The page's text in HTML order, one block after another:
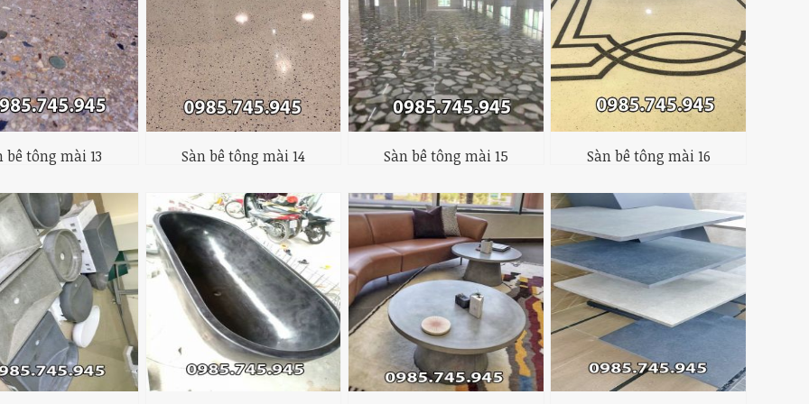
bê tông mài 13 Sàn bê tông mài 14 Sàn bê tông mài 15 Sàn bê tông mài 16